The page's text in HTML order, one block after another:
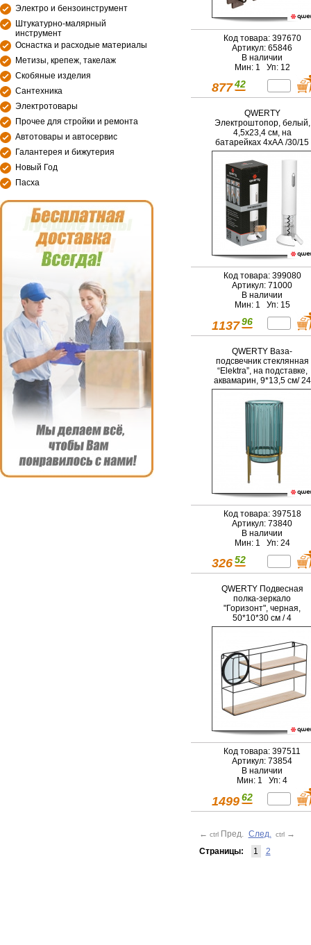
Электро и бензоинструмент
Штукатурно-малярный
инструмент
Оснастка и расходые материалы
Метизы, крепеж, такелаж
Скобяные изделия
Сантехника
Электротовары
Прочее для стройки и ремонта
Автотовары и автосервис
Галантерея и бижутерия
Новый Год
Пасха
Код товара: 397670
Артикул: 65846
В наличии
Мин: 1 Уп: 12
877 42
QWERTY
Электроштопор, белый,
4,5х23,4 см, на
батарейках 4хАА /30/15
Код товара: 399080
Артикул: 71000
В наличии
Мин: 1 Уп: 15
1137 96
QWERTY Ваза-
подсвечник стеклянная
“Elektra”, на подставке,
аквамарин, 9*13,5 см/ 24
Код товара: 397518
Артикул: 73840
В наличии
Мин: 1 Уп: 24
326 52
QWERTY Подвесная
полка-зеркало
"Горизонт", черная,
50*10*30 см / 4
Код товара: 397511
Артикул: 73854
В наличии
Мин: 1 Уп: 4
1499 62
← ctrl Пред. След. ctrl →
Страницы:
1 2